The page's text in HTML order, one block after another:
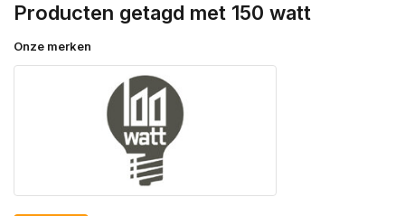
Producten getagd met 150 watt
Onze merken